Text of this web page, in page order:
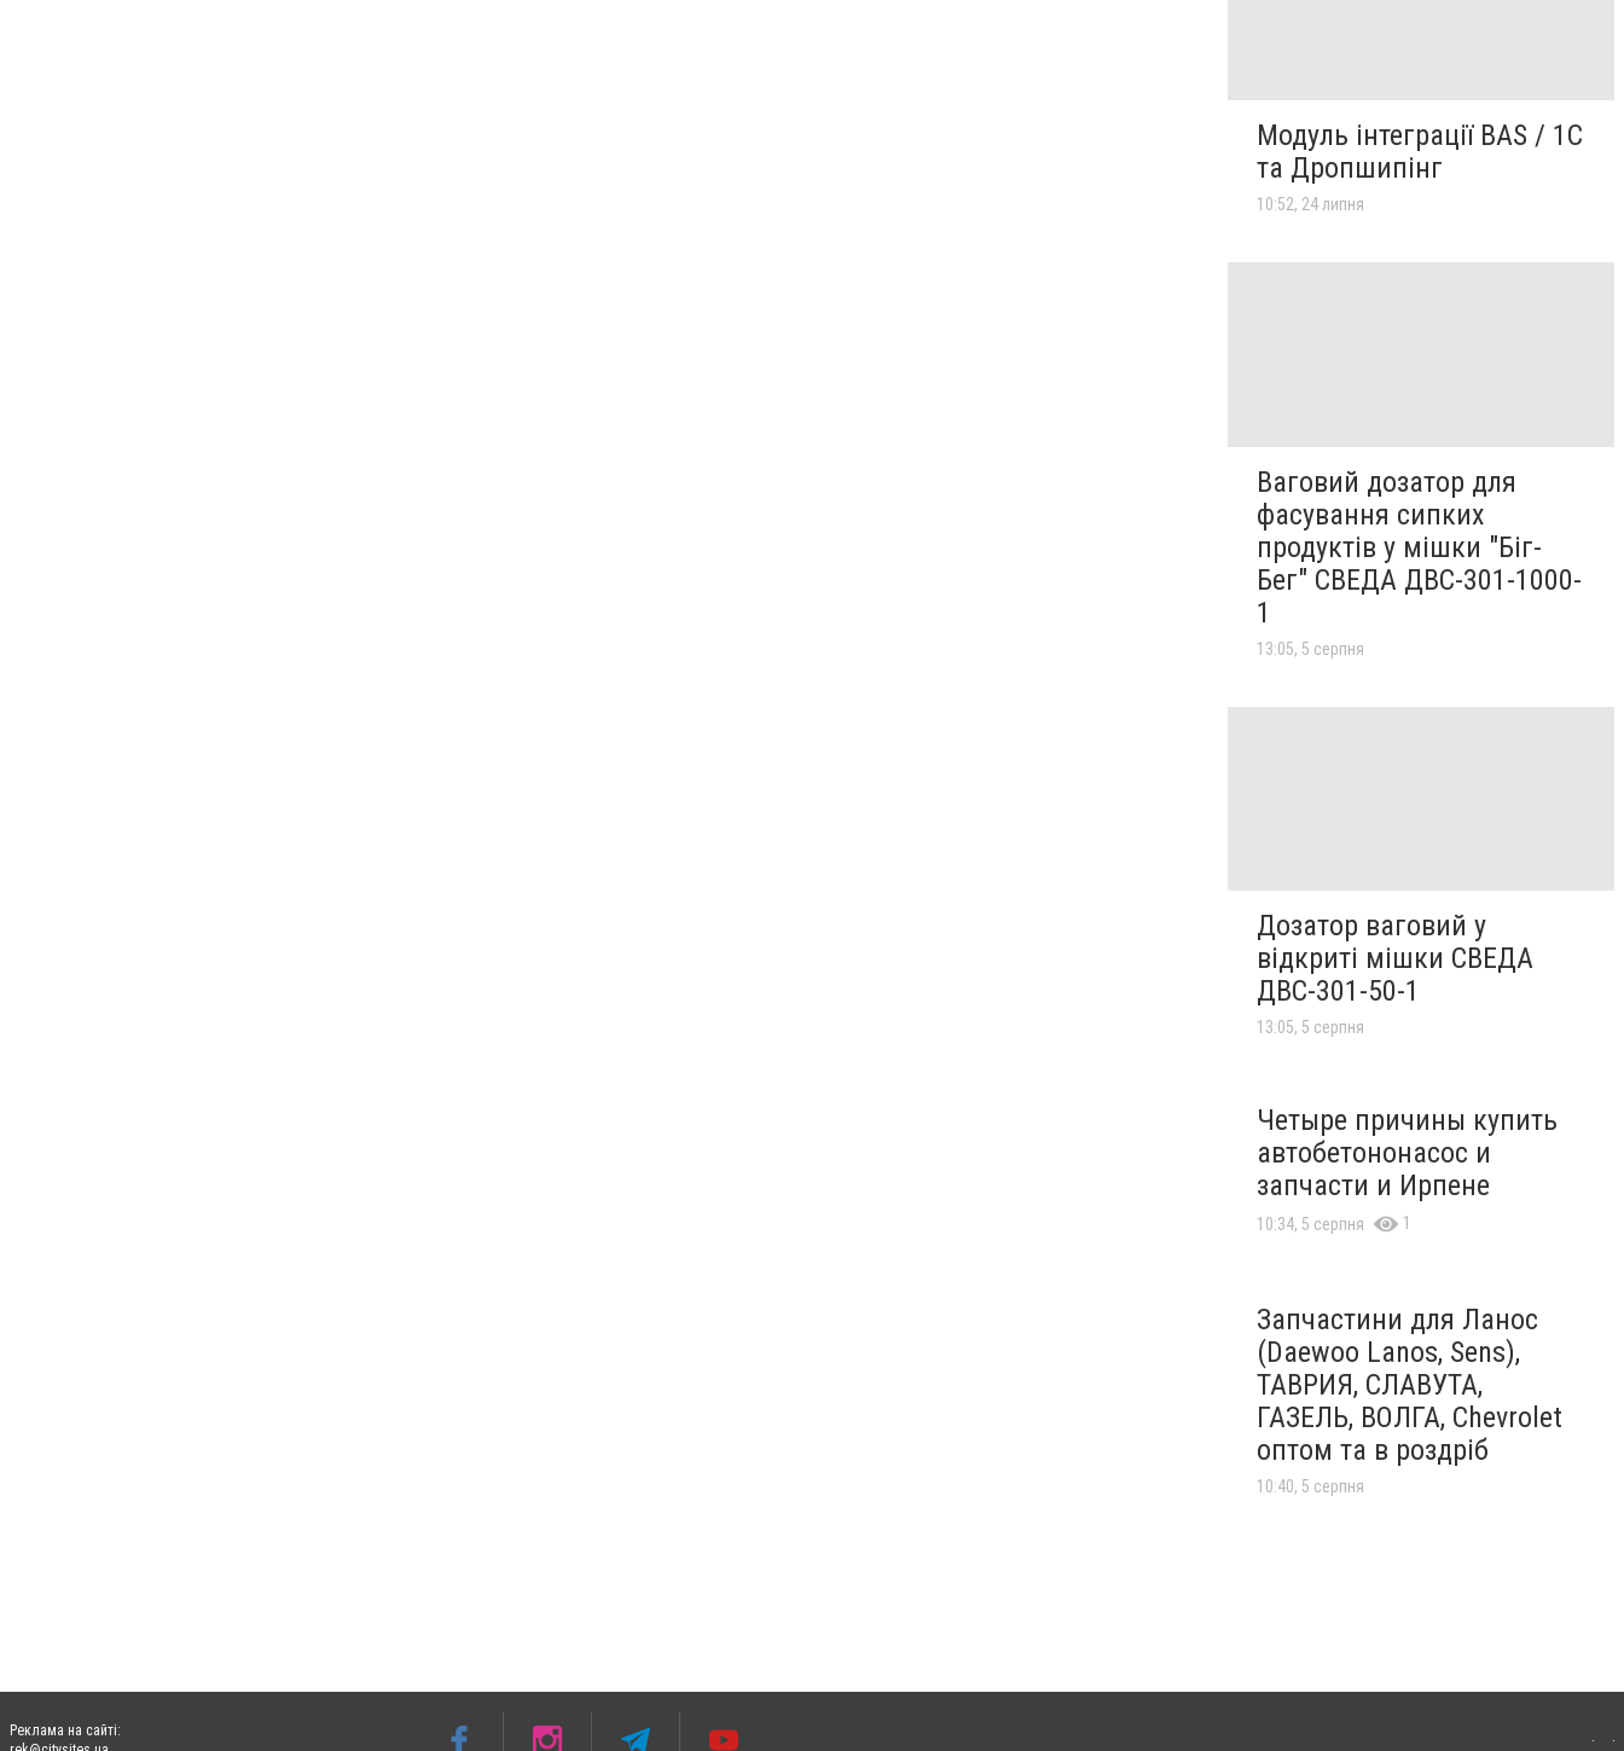
Модуль інтеграції BAS / 1C
та Дропшипінг
10:52, 24 липня
Ваговий дозатор для
фасування сипких
продуктів у мішки "Біг-
Бег" СВЕДА ДВС-301-1000-
1
13:05, 5 серпня
Дозатор ваговий у
відкриті мішки СВЕДА
ДВС-301-50-1
13:05, 5 серпня
Четыре причины купить
автобетононасос и
запчасти и Ирпене
10:34, 5 серпня 1
Запчастини для Ланос
(Daewoo Lanos, Sens),
ТАВРИЯ, СЛАВУТА,
ГАЗЕЛЬ, ВОЛГА, Chevrolet
оптом та в роздріб
10:40, 5 серпня
Реклама на сайті: